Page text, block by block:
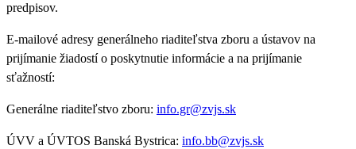
predpisov.
E-mailové adresy generálneho riaditeľstva zboru a ústavov na
prijímanie žiadostí o poskytnutie informácie a na prijímanie
sťažností:
Generálne riaditeľstvo zboru: info.gr@zvjs.sk
ÚVV a ÚVTOS Banská Bystrica: info.bb@zvjs.sk